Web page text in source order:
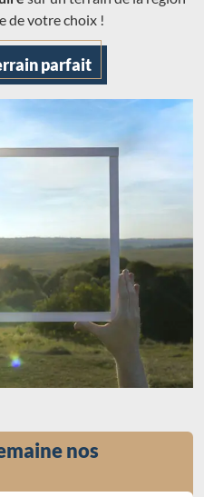
de votre choix !
parfait
nos